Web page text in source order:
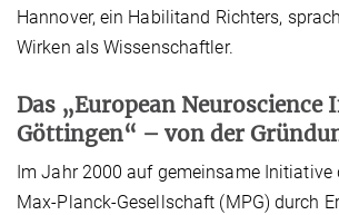
Hannover, ein Habilitand Richters,
Wirken als Wissenschaftler.
Das „European Neuroscience
Göttingen“ – von der
Im Jahr 2000 auf gemeinsame Initiative
Max-Planck-Gesellschaft (MPG) durch